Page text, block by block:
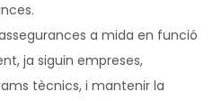
a mida en funció
ja siguin empreses,
tècnics, i mantenir la